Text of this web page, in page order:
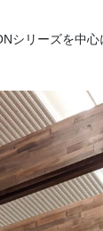
シリーズを中